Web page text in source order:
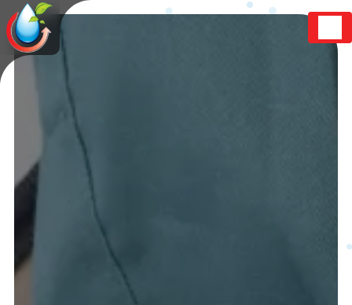
Panneau de gestion des cookies